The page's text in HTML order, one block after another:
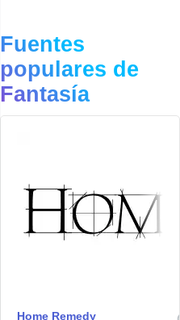
Fuentes
populares de
Fantasía
Home Remedy